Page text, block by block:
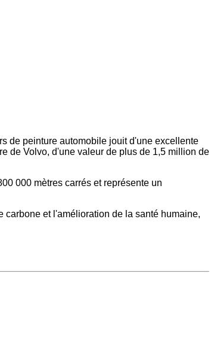
de peinture automobile jouit d'une excellente
de Volvo, d'une valeur de plus de 1,5 million de
000 mètres carrés et représente un
et l'amélioration de la santé humaine,